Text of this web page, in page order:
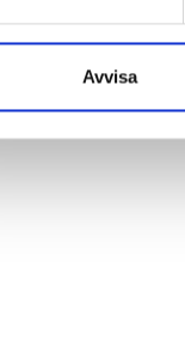
Avvisa